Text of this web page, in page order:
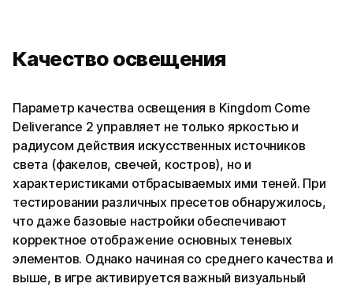
Качество освещения
Параметр качества освещения в Kingdom Come
Deliverance 2 управляет не только яркостью и
радиусом действия искусственных источников
света (факелов, свечей, костров), но и
характеристиками отбрасываемых ими теней. При
тестировании различных пресетов обнаружилось,
что даже базовые настройки обеспечивают
корректное отображение основных теневых
элементов. Однако начиная со среднего качества и
выше, в игре активируется важный визуальный